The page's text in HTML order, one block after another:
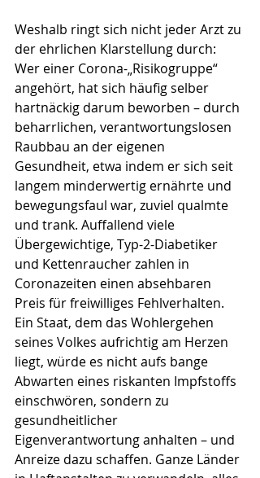
Weshalb ringt sich nicht jeder Arzt zu
der ehrlichen Klarstellung durch:
Wer einer Corona-„Risikogruppe“
angehört, hat sich häufig selber
hartnäckig darum beworben – durch
beharrlichen, verantwortungslosen
Raubbau an der eigenen
Gesundheit, etwa indem er sich seit
langem minderwertig ernährte und
bewegungsfaul war, zuviel qualmte
und trank. Auffallend viele
Übergewichtige, Typ-2-Diabetiker
und Kettenraucher zahlen in
Coronazeiten einen absehbaren
Preis für freiwilliges Fehlverhalten.
Ein Staat, dem das Wohlergehen
seines Volkes aufrichtig am Herzen
liegt, würde es nicht aufs bange
Abwarten eines riskanten Impfstoffs
einschwören, sondern zu
gesundheitlicher
Eigenverantwortung anhalten – und
Anreize dazu schaffen. Ganze Länder